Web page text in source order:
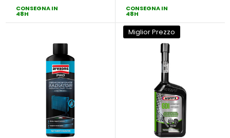
CONSEGNA IN
48H
CONSEGNA IN
48H
Miglior Prezzo